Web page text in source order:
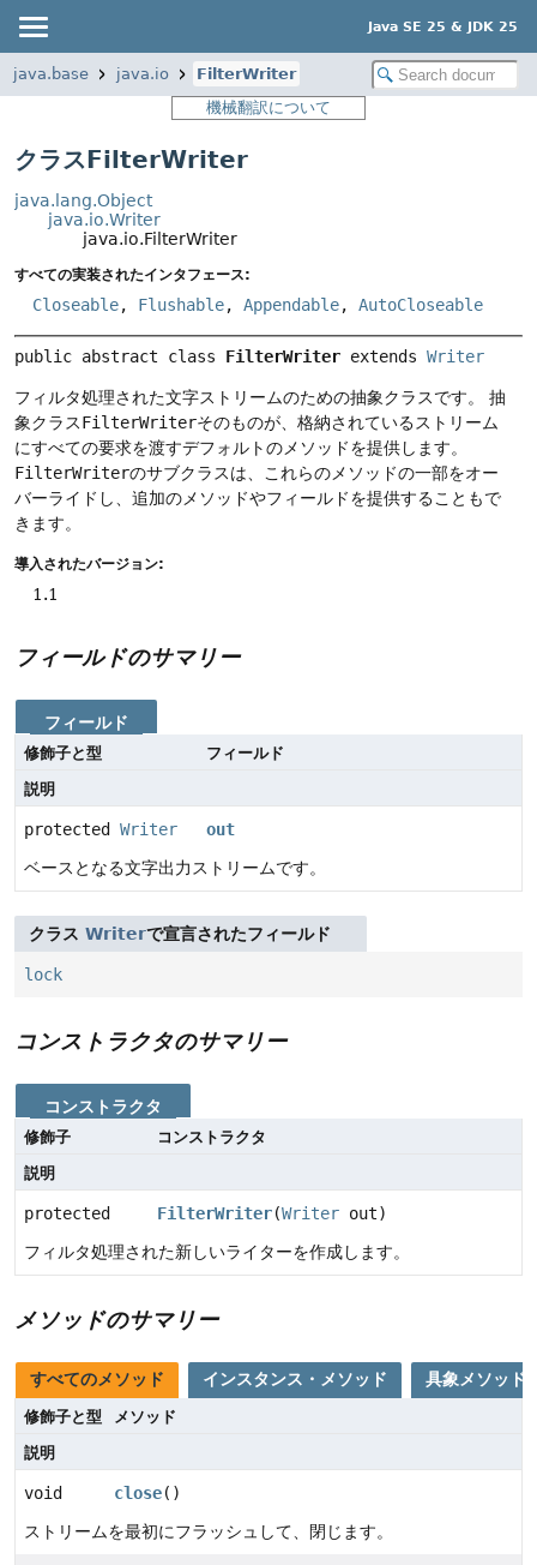
Java SE 25 & JDK 25
java.base java.io
FilterWriter
機械翻訳について
クラスFilterWriter
java.lang.Object
java.io.Writer
java.io.FilterWriter
すべての実装されたインタフェース:
Closeable, Flushable, Appendable, AutoCloseable
public abstract class FilterWriter extends Writer
フィルタ処理された文字ストリームのための抽象クラスです。
抽
象クラスFilterWriterそのものが、格納されているストリーム
にすべての要求を渡すデフォルトのメソッドを提供します。
FilterWriterのサブクラスは、これらのメソッドの一部をオー
バーライドし、追加のメソッドやフィールドを提供することもで
きます。
導入されたバージョン:
1.1
フィールドのサマリー
フィールド
修飾子と型
フィールド
説明
protected Writer
out
ベースとなる文字出力ストリームです。
クラス Writerで宣言されたフィールド
lock
コンストラクタのサマリー
コンストラクタ
修飾子
コンストラクタ
説明
protected FilterWriter(Writer out)
フィルタ処理された新しいライターを作成します。
メソッドのサマリー
すべてのメソッド インスタンス・メソッド 具象メソッド
修飾子と型
メソッド
説明
void close()
ストリームを最初にフラッシュして、閉じます。